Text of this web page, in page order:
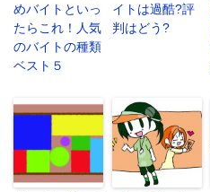
めバイトといっ
たらこれ！人気
のバイトの種類
ベスト５
イトは過酷?評
判はどう?